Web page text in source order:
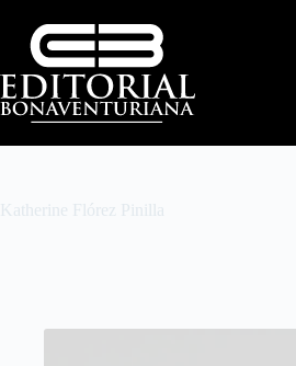
Katherine Flórez Pinilla